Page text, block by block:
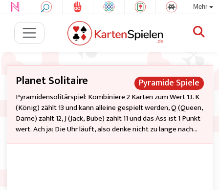
Mehr
Pyramide Spiele
Planet Solitaire
Pyramidensolitärspiel: Kombiniere 2 Karten zum Wert 13. K
(König) zählt 13 und kann alleine gespielt werden, Q (Queen,
Dame) zählt 12, J (Jack, Bube) zählt 11 und das Ass ist 1 Punkt
wert. Ach ja: Die Uhr läuft, also denke nicht zu lange nach...